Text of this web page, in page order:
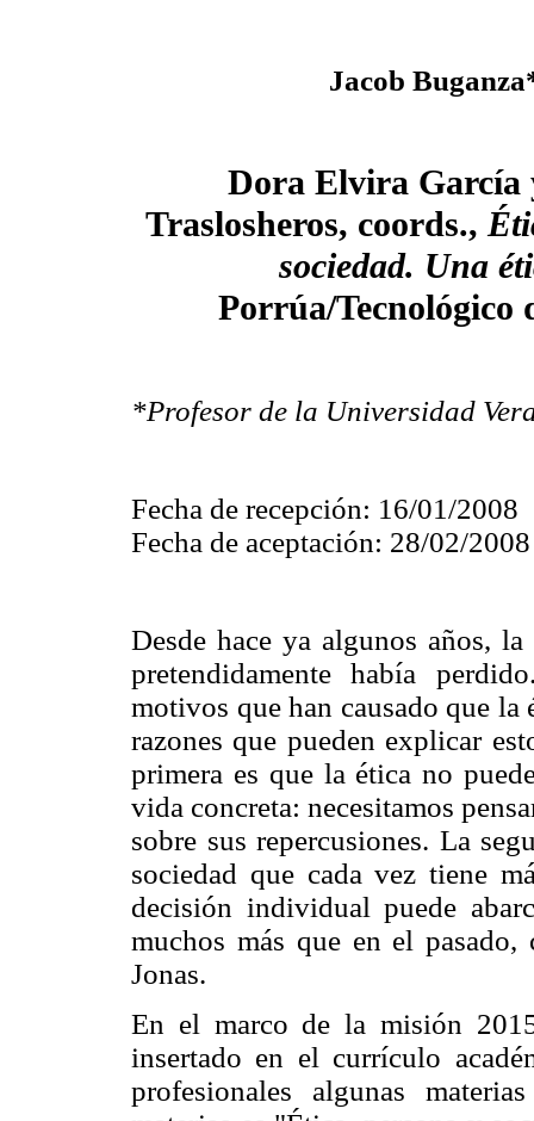
Jacob
Dora Elvira García
Traslosheros, coords.,
sociedad. Una
Porrúa/Tecnológico
*Profesor de la Universidad
Fecha de recepción: 16/01/2008
Fecha de aceptación: 28/02/2008
Desde hace ya algunos años,
pretendidamente había
motivos que han causado que la
razones que pueden explicar
primera es que la ética no
vida concreta: necesitamos
sobre sus repercusiones. La
sociedad que cada vez tiene
decisión individual puede
muchos más que en el
Jonas.
En el marco de la misión
insertado en el currículo
profesionales algunas